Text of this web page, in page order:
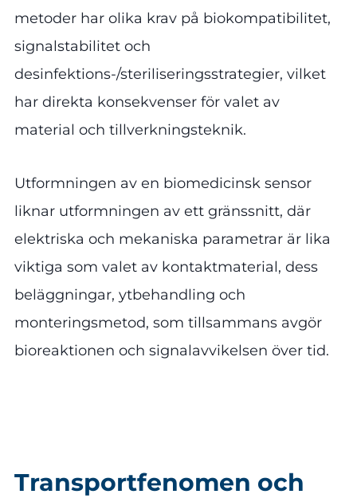
metoder har olika krav på biokompatibilitet,
signalstabilitet och
desinfektions-/steriliseringsstrategier, vilket
har direkta konsekvenser för valet av
material och tillverkningsteknik.
Utformningen av en biomedicinsk sensor
liknar utformningen av ett gränssnitt, där
elektriska och mekaniska parametrar är lika
viktiga som valet av kontaktmaterial, dess
beläggningar, ytbehandling och
monteringsmetod, som tillsammans avgör
bioreaktionen och signalavvikelsen över tid.
Transportfenomen och